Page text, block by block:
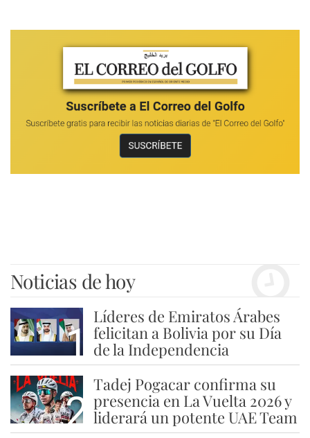
Noticias de hoy
1
Líderes de Emiratos Árabes
felicitan a Bolivia por su Día
de la Independencia
2
Tadej Pogacar confirma su
presencia en La Vuelta 2026 y
liderará un potente UAE Team